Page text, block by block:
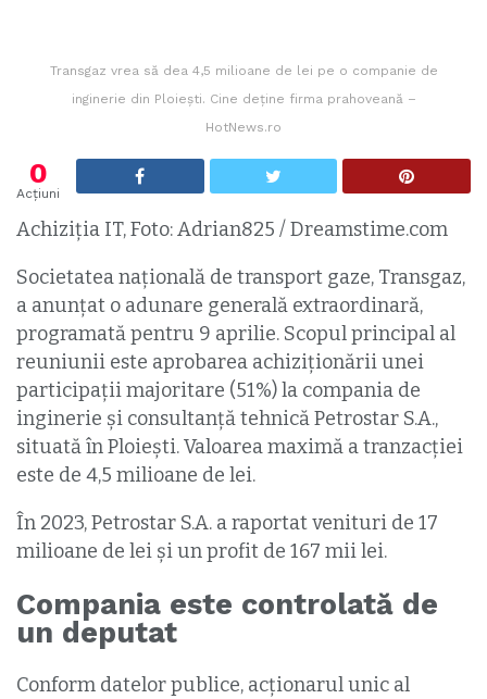
Transgaz vrea să dea 4,5 milioane de lei pe o companie de
inginerie din Ploiești. Cine deține firma prahoveană –
HotNews.ro
0
Acțiuni
Achiziția IT, Foto: Adrian825 / Dreamstime.com
Societatea națională de transport gaze, Transgaz,
a anunțat o adunare generală extraordinară,
programată pentru 9 aprilie. Scopul principal al
reuniunii este aprobarea achiziționării unei
participații majoritare (51%) la compania de
inginerie și consultanță tehnică Petrostar S.A.,
situată în Ploiești. Valoarea maximă a tranzacției
este de 4,5 milioane de lei.
În 2023, Petrostar S.A. a raportat venituri de 17
milioane de lei și un profit de 167 mii lei.
Compania este controlată de
un deputat
Conform datelor publice, acționarul unic al